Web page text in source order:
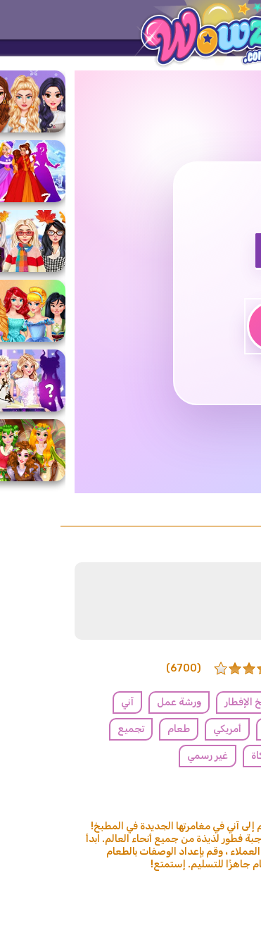
(6700)
الإفطار ورشة عمل آني
أمريكي طعام تجميع
غير رسمي
إلى آني في مغامرتها الجديدة في المطبخ!
فطور لذيذة من جميع أنحاء العالم. ابدأ
، وقم بإعداد الوصفات بالطعام
جاهزًا للتسليم. إستمتع!